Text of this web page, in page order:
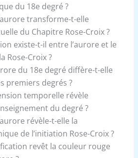
du 18e degré ?
transforme-t-elle
du Chapitre Rose-Croix ?
existe-t-il entre l’aurore et le
Rose-Croix ?
du 18e degré diffère-t-elle
premiers degrés ?
temporelle révèle
du degré ?
révèle-t-elle la
de l’initiation Rose-Croix ?
revêt la couleur rouge